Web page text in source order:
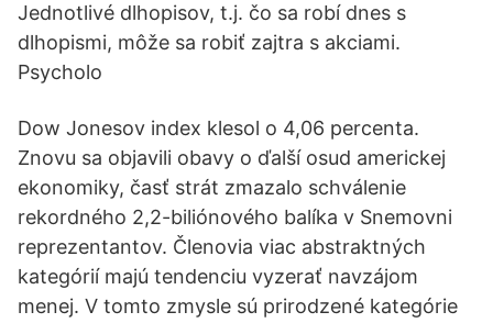
Jednotlivé dlhopisov, t.j. čo sa robí dnes s
dlhopismi, môže sa robiť zajtra s akciami.
Psycholo
Dow Jonesov index klesol o 4,06 percenta.
Znovu sa objavili obavy o ďalší osud americkej
ekonomiky, časť strát zmazalo schválenie
rekordného 2,2-biliónového balíka v Snemovni
reprezentantov. Členovia viac abstraktných
kategórií majú tendenciu vyzerať navzájom
menej. V tomto zmysle sú prirodzené kategórie